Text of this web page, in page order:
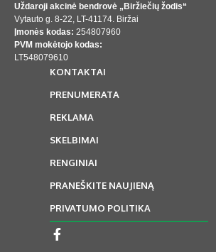
Uždaroji akcinė bendrovė „Biržiečių žodis“
Vytauto g. 8-22, LT-41174. Biržai
Įmonės kodas: 254807960
PVM mokėtojo kodas:
LT548079610
KONTAKTAI
PRENUMERATA
REKLAMA
SKELBIMAI
RENGINIAI
PRANEŠKITE NAUJIENĄ
PRIVATUMO POLITIKA